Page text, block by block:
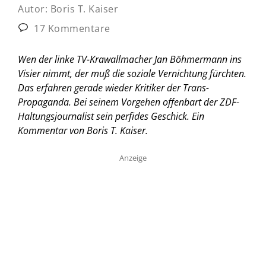
Autor: Boris T. Kaiser
17 Kommentare
Wen der linke TV-Krawallmacher Jan Böhmermann ins
Visier nimmt, der muß die soziale Vernichtung fürchten.
Das erfahren gerade wieder Kritiker der Trans-
Propaganda. Bei seinem Vorgehen offenbart der ZDF-
Haltungsjournalist sein perfides Geschick. Ein
Kommentar von Boris T. Kaiser.
Anzeige